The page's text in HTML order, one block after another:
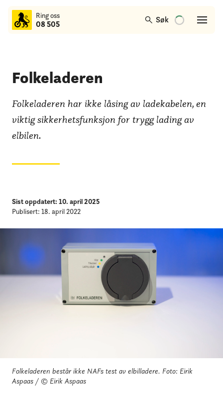
Ring oss
08 505 Søk
hovedinnhold
Folkeladeren
Folkeladeren har ikke låsing av ladekabelen, en
viktig sikkerhetsfunksjon for trygg lading av
elbilen.
Sist oppdatert: 10. april 2025
Publisert: 18. april 2022
Folkeladeren består ikke NAFs test av elbilladere. Foto: Eirik
Aspaas / © Eirik Aspaas